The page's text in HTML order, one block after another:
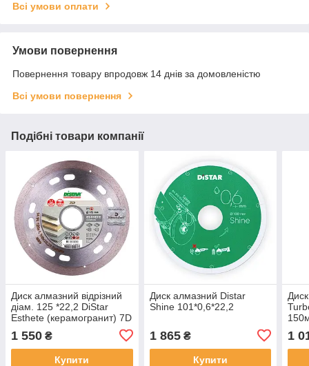
Всі умови оплати
Умови повернення
Повернення товару впродовж 14 днів за домовленістю
Всі умови повернення
Подібні товари компанії
Диск алмазний відрізний
діам. 125 *22,2 DiStar
Esthete (керамогранит) 7D
1 550 ₴
Купити
Диск алмазний Distar
Shine 101*0,6*22,2
1 865₴
Купити
1